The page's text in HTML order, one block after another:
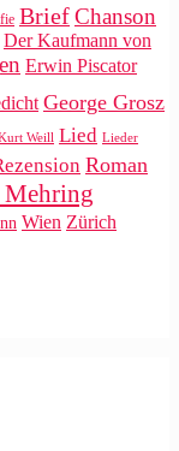
BriefChanson
Der Kaufmann von
Erwin Piscator
George Grosz
Weill Lied Lieder
Roman
Mehring
Wien Zürich